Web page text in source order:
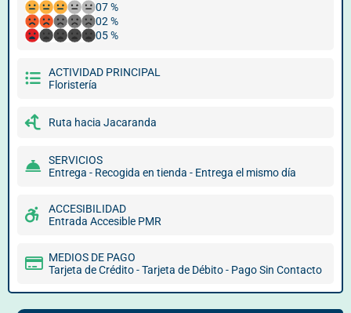
07 %
02 %
05 %
ACTIVIDAD PRINCIPAL
Floristería
Ruta hacia Jacaranda
SERVICIOS
Entrega - Recogida en tienda - Entrega el mismo día
ACCESIBILIDAD
Entrada Accesible PMR
MEDIOS DE PAGO
Tarjeta de Crédito - Tarjeta de Débito - Pago Sin Contacto